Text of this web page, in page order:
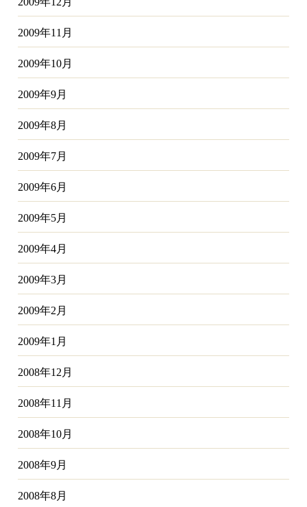
2009年11月
2009年10月
2009年9月
2009年8月
2009年7月
2009年6月
2009年5月
2009年4月
2009年3月
2009年2月
2009年1月
2008年12月
2008年11月
2008年10月
2008年9月
2008年8月